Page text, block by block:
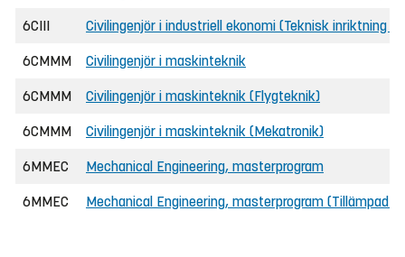
6CIII Civilingenjör i industriell ekonomi (Teknisk inriktning
6CMMM Civilingenjör i maskinteknik
6CMMM Civilingenjör i maskinteknik (Flygteknik)
6CMMM Civilingenjör i maskinteknik (Mekatronik)
6MMEC Mechanical Engineering, masterprogram
6MMEC Mechanical Engineering, masterprogram (Tillämpad